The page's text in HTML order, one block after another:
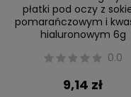
płatki pod oczy z
pomarańczowym i
hialuronowym 6g
0.0
9,14 zł